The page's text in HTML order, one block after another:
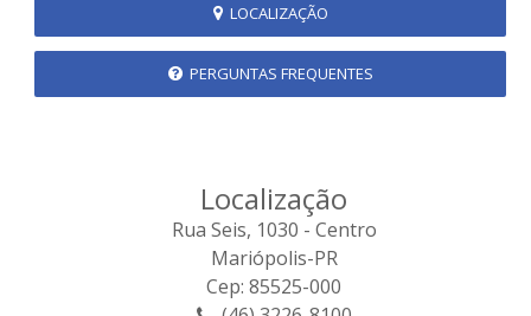
LOCALIZAÇÃO
PERGUNTAS FREQUENTES
Localização
Rua Seis, 1030 - Centro
Mariópolis-PR
Cep: 85525-000